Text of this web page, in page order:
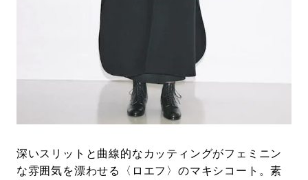
深いスリットと曲線的なカッティングがフェミニン
な雰囲気を漂わせる〈ロエフ〉のマキシコート。素